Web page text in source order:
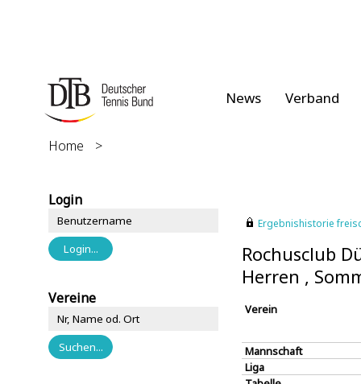
News Verband
Home >
Login
Vereine
Ergebnishistorie
Rochusclub
Herren ,
Verein
Mannschaft
Liga